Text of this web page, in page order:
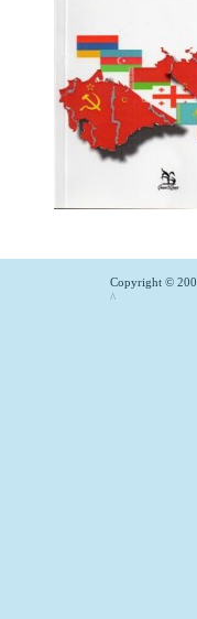
Copyright ©
^